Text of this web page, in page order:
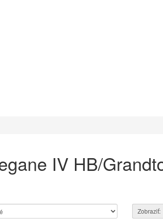
IV HB/
Zobraziť: